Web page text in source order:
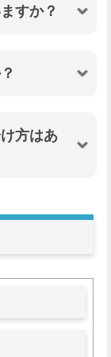
すか？
方はあ